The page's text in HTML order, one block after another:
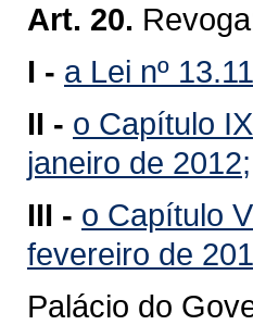
Art. 20.
I - a Lei nº
II - o Capítulo
janeiro de 2012;
III - o Capítulo
fevereiro de
Palácio do